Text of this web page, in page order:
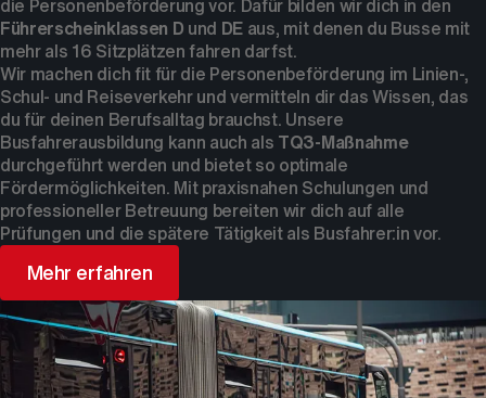
die Personenbeförderung vor. Dafür bilden wir dich in den
Führerscheinklassen D und DE aus, mit denen du Busse mit
mehr als 16 Sitzplätzen fahren darfst.
Wir machen dich fit für die Personenbeförderung im Linien-,
Schul- und Reiseverkehr und vermitteln dir das Wissen, das
du für deinen Berufsalltag brauchst. Unsere
Busfahrerausbildung kann auch als TQ3-Maßnahme
durchgeführt werden und bietet so optimale
Fördermöglichkeiten. Mit praxisnahen Schulungen und
professioneller Betreuung bereiten wir dich auf alle
Prüfungen und die spätere Tätigkeit als Busfahrer:in vor.
Mehr erfahren